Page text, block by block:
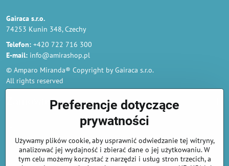
Gairaca s.r.o.
74253 Kunin 348, Czechy
Telefon: +420 722 716 300
E-mail: info@amirashop.pl
© Amparo Miranda® Copyright by Gairaca s.r.o.
All rights reserved
Zamówienia
Polityka prywatności i ochrony danych osobowych
Odstąp od umowy tutaj
Preferencje dotyczące
prywatności
Używamy plików cookie, aby usprawnić odwiedzanie tej witryny,
analizować jej wydajność i zbierać dane o jej użytkowaniu. W
tym celu możemy korzystać z narzędzi i usług stron trzecich, a